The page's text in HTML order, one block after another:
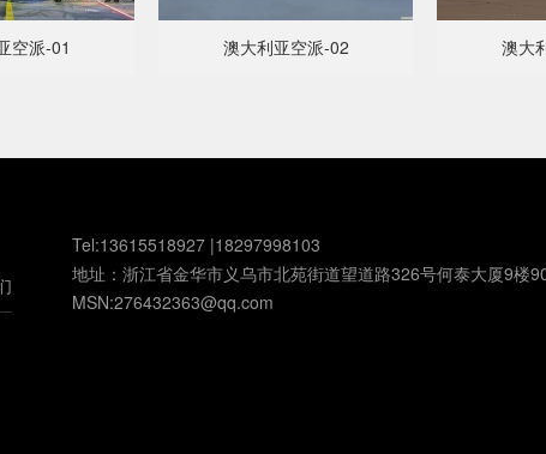
空派-01 澳大利亚空派-02 澳大
Tel:13615518927 |18297998103
地址：浙江省金华市义乌市北苑街道望道路326号何泰大厦9楼
MSN:276432363@qq.com